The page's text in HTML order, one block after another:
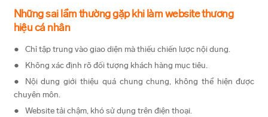
Những sai lầm thường gặp khi làm website thương
hiệu cá nhân
Chỉ tập trung vào giao diện mà thiếu chiến lược nội dung.
Không xác định rõ đối tượng khách hàng mục tiêu.
Nội dung giới thiệu quá chung chung, không thể hiện được
chuyên môn.
Website tải chậm, khó sử dụng trên điện thoại.